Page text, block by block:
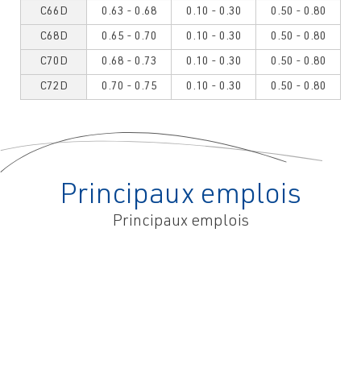
C66D 0.63 - 0.68 0.10 - 0.30 0.50 - 0.80
C68D 0.65 - 0.70 0.10 - 0.30 0.50 - 0.80
C70D 0.68 - 0.73 0.10 - 0.30 0.50 - 0.80
C72D 0.70 - 0.75 0.10 - 0.30 0.50 - 0.80
Principaux emplois
Principaux emplois